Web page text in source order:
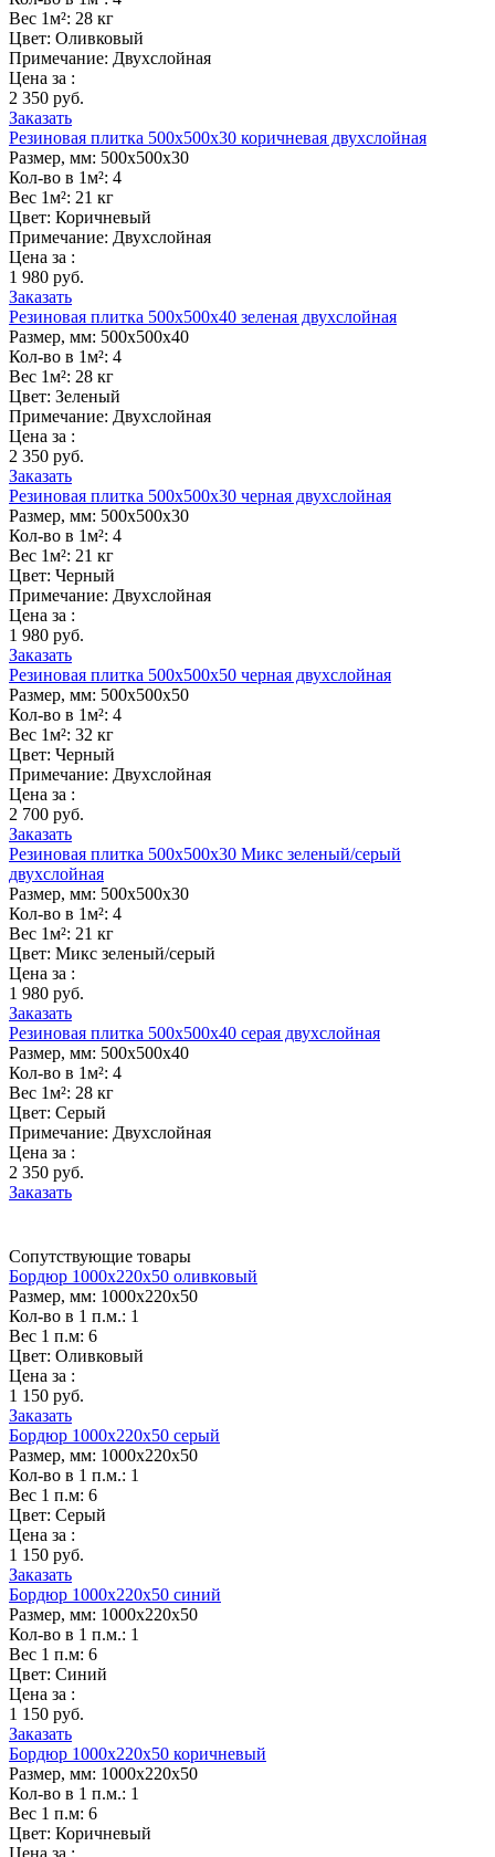
Вес 1м²: 28 кг
Цвет: Оливковый
Примечание: Двухслойная
Цена за :
2 350 руб.
Заказать
Резиновая плитка 500х500х30 коричневая двухслойная
Размер, мм: 500х500х30
Кол-во в 1м²: 4
Вес 1м²: 21 кг
Цвет: Коричневый
Примечание: Двухслойная
Цена за :
1 980 руб.
Заказать
Резиновая плитка 500х500х40 зеленая двухслойная
Размер, мм: 500х500х40
Кол-во в 1м²: 4
Вес 1м²: 28 кг
Цвет: Зеленый
Примечание: Двухслойная
Цена за :
2 350 руб.
Заказать
Резиновая плитка 500х500х30 черная двухслойная
Размер, мм: 500х500х30
Кол-во в 1м²: 4
Вес 1м²: 21 кг
Цвет: Черный
Примечание: Двухслойная
Цена за :
1 980 руб.
Заказать
Резиновая плитка 500х500х50 черная двухслойная
Размер, мм: 500х500х50
Кол-во в 1м²: 4
Вес 1м²: 32 кг
Цвет: Черный
Примечание: Двухслойная
Цена за :
2 700 руб.
Заказать
Резиновая плитка 500х500х30 Микс зеленый/серый
двухслойная
Размер, мм: 500х500х30
Кол-во в 1м²: 4
Вес 1м²: 21 кг
Цвет: Микс зеленый/серый
Цена за :
1 980 руб.
Заказать
Резиновая плитка 500х500х40 серая двухслойная
Размер, мм: 500х500х40
Кол-во в 1м²: 4
Вес 1м²: 28 кг
Цвет: Серый
Примечание: Двухслойная
Цена за :
2 350 руб.
Заказать
Сопутствующие товары
Бордюр 1000х220х50 оливковый
Размер, мм: 1000х220х50
Кол-во в 1 п.м.: 1
Вес 1 п.м: 6
Цвет: Оливковый
Цена за :
1 150 руб.
Заказать
Бордюр 1000х220х50 серый
Размер, мм: 1000х220х50
Кол-во в 1 п.м.: 1
Вес 1 п.м: 6
Цвет: Серый
Цена за :
1 150 руб.
Заказать
Бордюр 1000х220х50 синий
Размер, мм: 1000х220х50
Кол-во в 1 п.м.: 1
Вес 1 п.м: 6
Цвет: Синий
Цена за :
1 150 руб.
Заказать
Бордюр 1000х220х50 коричневый
Размер, мм: 1000х220х50
Кол-во в 1 п.м.: 1
Вес 1 п.м: 6
Цвет: Коричневый